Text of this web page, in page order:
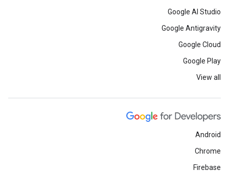
Google AI Studio
Google Antigravity
Google Cloud
Google Play
View all
Android
Chrome
Firebase